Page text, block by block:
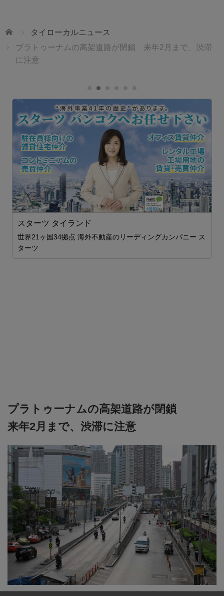
ホーム
タイローカルニュース
プラトゥーナムの高架道路が閉鎖 来年2月まで、渋滞
に注意
スターツ タイランド
世界21ヶ国34拠点 海外不動産のリーディングカンパニー ス
ターツ
プラトゥーナムの高架道路が閉鎖
来年2月まで、渋滞に注意